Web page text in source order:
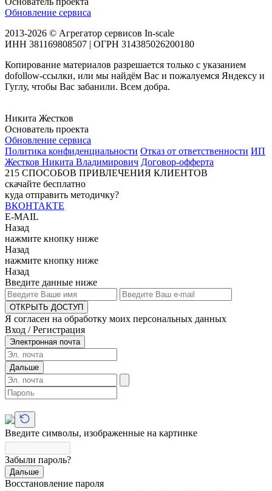
Обновление сервиса
2013-2026 © Агрегатор сервисов In-scale
ИНН 381169808507 | ОГРН 314385026200180
Копирование материалов разрешается только с указанием
dofollow-ссылки, или мы найдём Вас и пожалуемся Яндексу и
Гуглу, чтобы Вас забанили. Всем добра.
Никита Жестков
Основатель проекта
Обновление сервиса
Политика конфиденциальности Отказ от ответственности ИП
Жестков Никита Владимирович Договор-офферта
215 СПОСОБОВ ПРИВЛЕЧЕНИЯ КЛИЕНТОВ
скачайте бесплатно
куда отправить методичку?
ВКОНТАКТЕ
E-MAIL
Назад
нажмите кнопку ниже
Назад
нажмите кнопку ниже
Назад
Введите данные ниже
ОТКРЫТЬ ДОСТУП
Я согласен на обработку моих персональных данных
Вход / Регистрация
Электронная почта
Дальше
Введите символы, изображенные на картинке
Забыли пароль?
Дальше
Восстановление пароля